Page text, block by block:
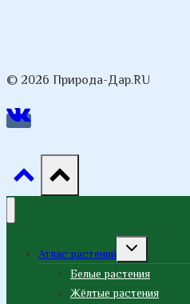
© 2026 Природа-Дар.RU
Атлас растений
Переключить
меню
Белые растения
Жёлтые растения